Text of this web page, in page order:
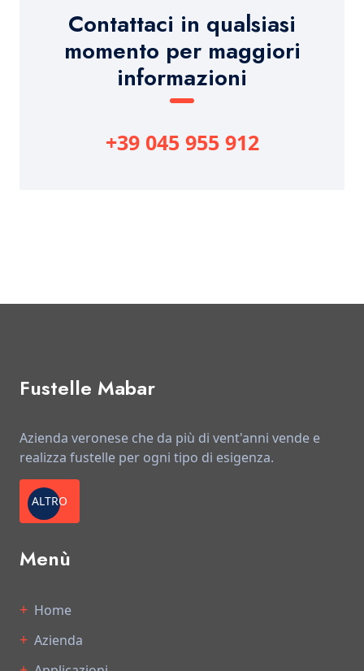
Contattaci in qualsiasi
momento per maggiori
informazioni
+39 045 955 912
Fustelle Mabar
Azienda veronese che da più di vent'anni vende e
realizza fustelle per ogni tipo di esigenza.
ALTRO
Menù
Home
Azienda